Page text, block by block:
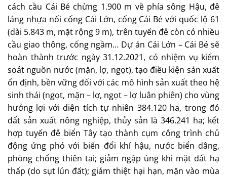
cách cầu Cái Bé chừng 1.900 m về phía sông Hậu, đê
láng nhựa nối cống Cái Lớn, cống Cái Bé với quốc lộ 61
(dài 5.843 m, mặt rộng 9 m), trên tuyến đê còn có nhiều
cầu giao thông, cống ngầm… Dự án Cái Lớn – Cái Bé sẽ
hoàn thành trước ngày 31.12.2021, có nhiệm vụ kiểm
soát nguồn nước (mặn, lợ, ngọt), tạo điều kiện sản xuất
ổn định, bền vững đối với các mô hình sản xuất theo hệ
sinh thái (ngọt, mặn – lợ, ngọt – lợ luân phiên) cho vùng
hưởng lợi với diện tích tự nhiên 384.120 ha, trong đó
đất sản xuất nông nghiệp, thủy sản là 346.241 ha; kết
hợp tuyến đê biển Tây tạo thành cụm công trình chủ
động ứng phó với biến đổi khí hậu, nước biển dâng,
phòng chống thiên tai; giảm ngập úng khi mặt đất hạ
thấp (do sụt lún đất); giảm thiệt hại hạn, mặn vào mùa